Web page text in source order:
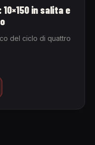
in salita e
del ciclo di quattro